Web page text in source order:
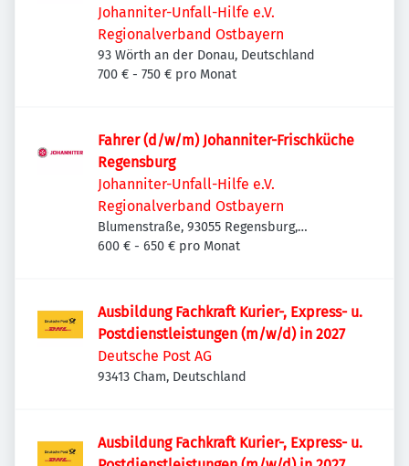
Johanniter-Unfall-Hilfe e.V.
Regionalverband Ostbayern
93 Wörth an der Donau, Deutschland
700 € - 750 € pro Monat
Fahrer (d/w/m) Johanniter-Frischküche
Regensburg
Johanniter-Unfall-Hilfe e.V.
Regionalverband Ostbayern
Blumenstraße, 93055 Regensburg,
Deutschland
600 € - 650 € pro Monat
Ausbildung Fachkraft Kurier-, Express- u.
Postdienstleistungen (m/w/d) in 2027
Deutsche Post AG
93413 Cham, Deutschland
Ausbildung Fachkraft Kurier-, Express- u.